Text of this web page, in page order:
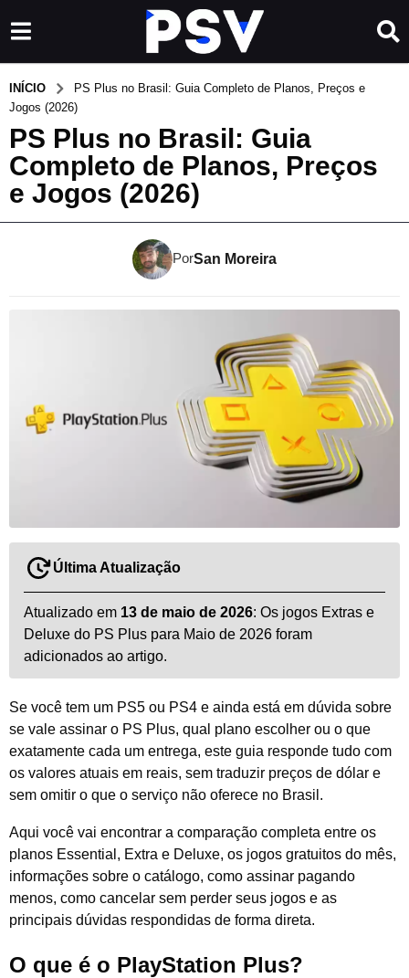
INÍCIO
PS Plus no Brasil: Guia Completo de Planos, Preços e
Jogos (2026)
PS Plus no Brasil: Guia
Completo de Planos, Preços
e Jogos (2026)
PorSan Moreira
Última Atualização
Atualizado em 13 de maio de 2026: Os jogos Extras e
Deluxe do PS Plus para Maio de 2026 foram
adicionados ao artigo.
Se você tem um PS5 ou PS4 e ainda está em dúvida sobre
se vale assinar o PS Plus, qual plano escolher ou o que
exatamente cada um entrega, este guia responde tudo com
os valores atuais em reais, sem traduzir preços de dólar e
sem omitir o que o serviço não oferece no Brasil.
Aqui você vai encontrar a comparação completa entre os
planos Essential, Extra e Deluxe, os jogos gratuitos do mês,
informações sobre o catálogo, como assinar pagando
menos, como cancelar sem perder seus jogos e as
principais dúvidas respondidas de forma direta.
O que é o PlayStation Plus?